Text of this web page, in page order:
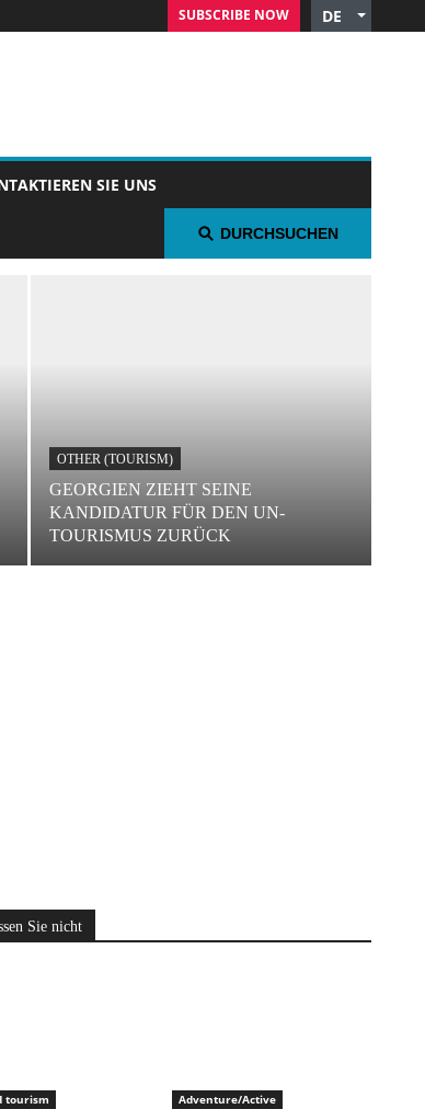
DE
French
Italian
SUBSCRIBE NOW
SIE UNS
DURCHSUCHEN
OTHER (TOURISM)
GEORGIEN ZIEHT SEINE
KANDIDATUR FÜR DEN UN-
TOURISMUS ZURÜCK
Sie nicht
tourism Adventure/Active